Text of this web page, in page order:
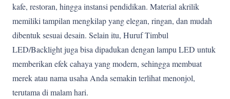
kafe, restoran, hingga instansi pendidikan. Material akrilik
memiliki tampilan mengkilap yang elegan, ringan, dan mudah
dibentuk sesuai desain. Selain itu, Huruf Timbul
LED/Backlight juga bisa dipadukan dengan lampu LED untuk
memberikan efek cahaya yang modern, sehingga membuat
merek atau nama usaha Anda semakin terlihat menonjol,
terutama di malam hari.